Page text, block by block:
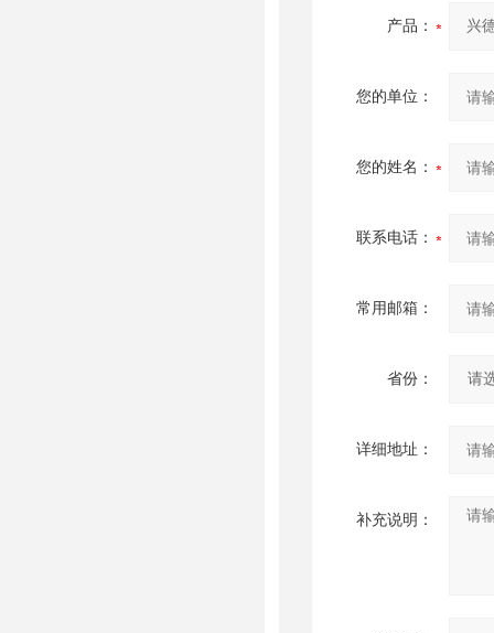
产品：
您的单位：
您的姓名：
联系电话：
常用邮箱：
省份：
详细地址：
补充说明：